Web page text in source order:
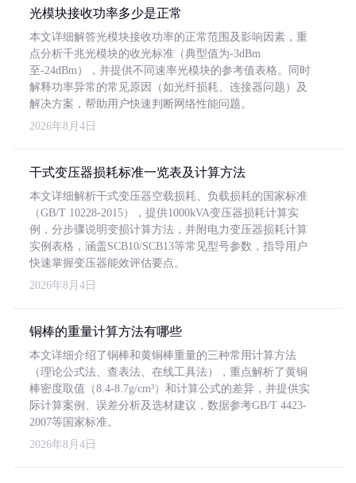
光模块接收功率多少是正常
本文详细解答光模块接收功率的正常范围及影响因素，重
点分析千兆光模块的收光标准（典型值为-3dBm
至-24dBm），并提供不同速率光模块的参考值表格。同时
解释功率异常的常见原因（如光纤损耗、连接器问题）及
解决方案，帮助用户快速判断网络性能问题。
2026年8月4日
干式变压器损耗标准一览表及计算方法
本文详细解析干式变压器空载损耗、负载损耗的国家标准
（GB/T 10228-2015），提供1000kVA变压器损耗计算实
例，分步骤说明变损计算方法，并附电力变压器损耗计算
实例表格，涵盖SCB10/SCB13等常见型号参数，指导用户
快速掌握变压器能效评估要点。
2026年8月4日
铜棒的重量计算方法有哪些
本文详细介绍了铜棒和黄铜棒重量的三种常用计算方法
（理论公式法、查表法、在线工具法），重点解析了黄铜
棒密度取值（8.4-8.7g/cm³）和计算公式的差异，并提供实
际计算案例、误差分析及选材建议，数据参考GB/T 4423-
2007等国家标准。
2026年8月4日